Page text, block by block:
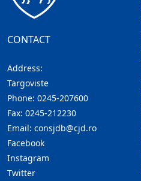
CONTACT
Address:
Targoviste
Phone: 0245-207600
Fax: 0245-212230
Email: consjdb@cjd.ro
Facebook
Instagram
Twitter